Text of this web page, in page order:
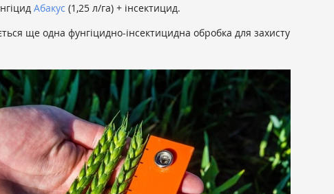
Абакус (1,25 л/га) + інсектицид.
ще одна фунгіцидно-інсектицидна обробка для захисту